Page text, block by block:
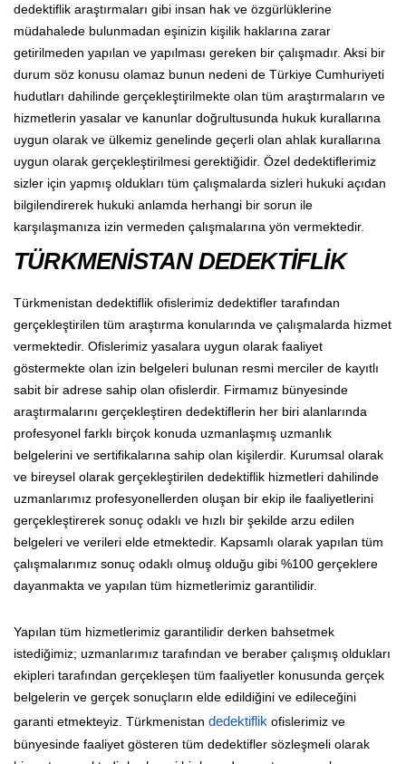
dedektiflik araştırmaları gibi insan hak ve özgürlüklerine
müdahalede bulunmadan eşinizin kişilik haklarına zarar
getirilmeden yapılan ve yapılması gereken bir çalışmadır. Aksi bir
durum söz konusu olamaz bunun nedeni de Türkiye Cumhuriyeti
hudutları dahilinde gerçekleştirilmekte olan tüm araştırmaların ve
hizmetlerin yasalar ve kanunlar doğrultusunda hukuk kurallarına
uygun olarak ve ülkemiz genelinde geçerli olan ahlak kurallarına
uygun olarak gerçekleştirilmesi gerektiğidir. Özel dedektiflerimiz
sizler için yapmış oldukları tüm çalışmalarda sizleri hukuki açıdan
bilgilendirerek hukuki anlamda herhangi bir sorun ile
karşılaşmanıza izin vermeden çalışmalarına yön vermektedir.
TÜRKMENİSTAN DEDEKTİFLİK
Türkmenistan dedektiflik ofislerimiz dedektifler tarafından
gerçekleştirilen tüm araştırma konularında ve çalışmalarda hizmet
vermektedir. Ofislerimiz yasalara uygun olarak faaliyet
göstermekte olan izin belgeleri bulunan resmi merciler de kayıtlı
sabit bir adrese sahip olan ofislerdir. Firmamız bünyesinde
araştırmalarını gerçekleştiren dedektiflerin her biri alanlarında
profesyonel farklı birçok konuda uzmanlaşmış uzmanlık
belgelerini ve sertifikalarına sahip olan kişilerdir. Kurumsal olarak
ve bireysel olarak gerçekleştirilen dedektiflik hizmetleri dahilinde
uzmanlarımız profesyonellerden oluşan bir ekip ile faaliyetlerini
gerçekleştirerek sonuç odaklı ve hızlı bir şekilde arzu edilen
belgeleri ve verileri elde etmektedir. Kapsamlı olarak yapılan tüm
çalışmalarımız sonuç odaklı olmuş olduğu gibi %100 gerçeklere
dayanmakta ve yapılan tüm hizmetlerimiz garantilidir.
Yapılan tüm hizmetlerimiz garantilidir derken bahsetmek
istediğimiz; uzmanlarımız tarafından ve beraber çalışmış oldukları
ekipleri tarafından gerçekleşen tüm faaliyetler konusunda gerçek
belgelerin ve gerçek sonuçların elde edildiğini ve edileceğini
garanti etmekteyiz. Türkmenistan dedektiflik ofislerimiz ve
bünyesinde faaliyet gösteren tüm dedektifler sözleşmeli olarak